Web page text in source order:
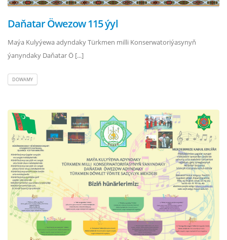
Daňatar Öwezow 115 ýyl
Maýa Kulyýewa adyndaky Türkmen milli Konserwatoriýasynyň
ýanyndaky Daňatar Ö [...]
DOWAMY